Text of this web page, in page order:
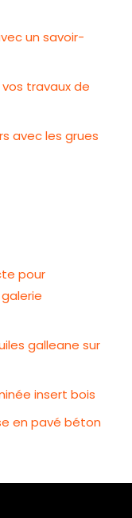
un savoir-
travaux de
avec les grues
pour
galleane sur
insert bois
en pavé béton